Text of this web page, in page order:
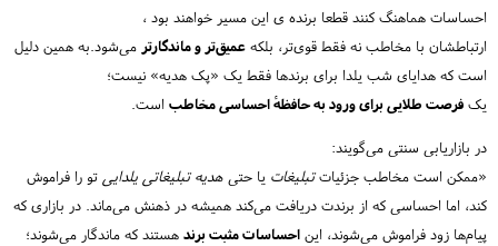
احساسات هماهنگ کنند قطعا برنده ی این مسیر خواهند بود ،
ارتباطشان با مخاطب نه فقط قوی‌تر، بلکه عمیق‌تر و ماندگارتر می‌شود.به همین دلیل
است که هدایای شب یلدا برای برندها فقط یک «پک هدیه» نیست؛
یک فرصت طلایی برای ورود به حافظهٔ احساسی مخاطب است.
در بازاریابی سنتی می‌گویند:
«ممکن است مخاطب جزئیاتتبلیغات یا حتی هدیه تبلیغاتی یلدایی تو را فراموش
کند، اما احساسی که از برندت دریافت می‌کند همیشه در ذهنش می‌ماند. در بازاری که
پیام‌ها زود فراموش می‌شوند، این احساسات مثبت برند هستند که ماندگار می‌شوند؛